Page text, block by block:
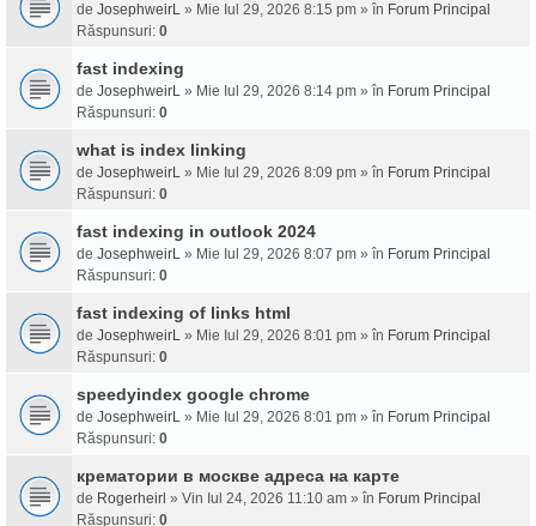
de JosephweirL » Mie Iul 29, 2026 8:15 pm » în Forum Principal
Răspunsuri: 0
fast indexing
de JosephweirL » Mie Iul 29, 2026 8:14 pm » în Forum Principal
Răspunsuri: 0
what is index linking
de JosephweirL » Mie Iul 29, 2026 8:09 pm » în Forum Principal
Răspunsuri: 0
fast indexing in outlook 2024
de JosephweirL » Mie Iul 29, 2026 8:07 pm » în Forum Principal
Răspunsuri: 0
fast indexing of links html
de JosephweirL » Mie Iul 29, 2026 8:01 pm » în Forum Principal
Răspunsuri: 0
speedyindex google chrome
de JosephweirL » Mie Iul 29, 2026 8:01 pm » în Forum Principal
Răspunsuri: 0
крематории в москве адреса на карте
de Rogerheirl » Vin Iul 24, 2026 11:10 am » în Forum Principal
Răspunsuri: 0